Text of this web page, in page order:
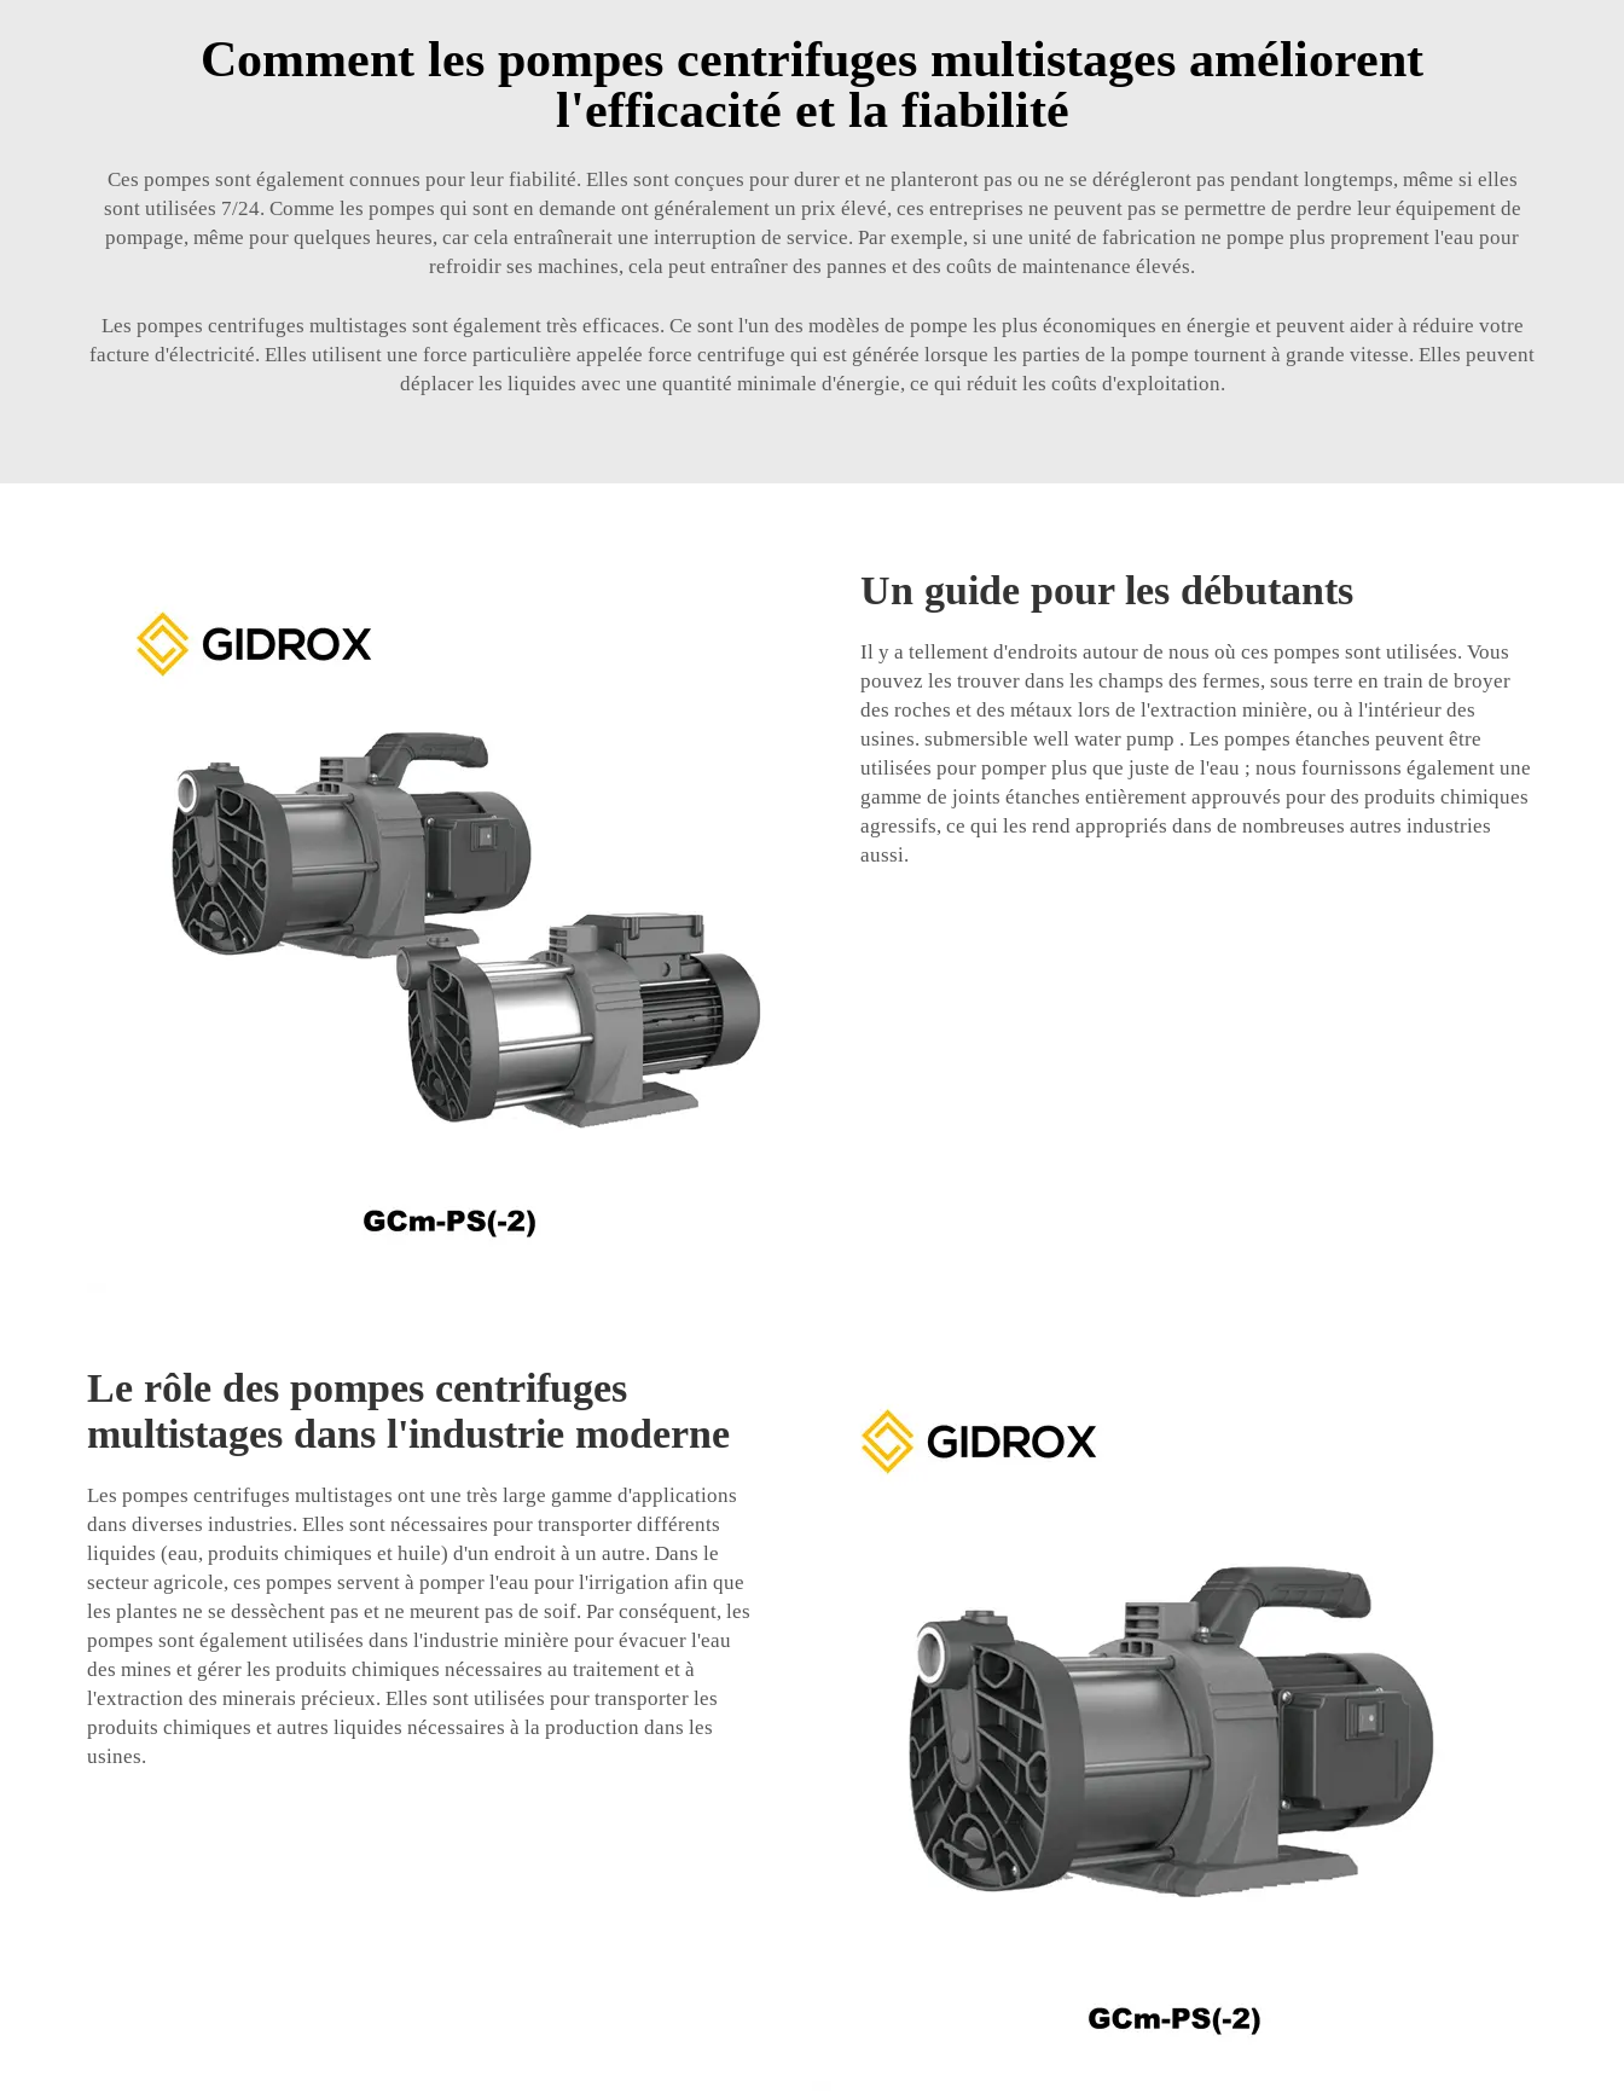
Comment les pompes centrifuges multistages améliorent
l'efficacité et la fiabilité
Ces pompes sont également connues pour leur fiabilité. Elles sont conçues pour durer et ne planteront pas ou ne se dérégleront pas pendant longtemps, même si elles
sont utilisées 7/24. Comme les pompes qui sont en demande ont généralement un prix élevé, ces entreprises ne peuvent pas se permettre de perdre leur équipement de
pompage, même pour quelques heures, car cela entraînerait une interruption de service. Par exemple, si une unité de fabrication ne pompe plus proprement l'eau pour
refroidir ses machines, cela peut entraîner des pannes et des coûts de maintenance élevés.
Les pompes centrifuges multistages sont également très efficaces. Ce sont l'un des modèles de pompe les plus économiques en énergie et peuvent aider à réduire votre
facture d'électricité. Elles utilisent une force particulière appelée force centrifuge qui est générée lorsque les parties de la pompe tournent à grande vitesse. Elles peuvent
déplacer les liquides avec une quantité minimale d'énergie, ce qui réduit les coûts d'exploitation.
Un guide pour les débutants
Il y a tellement d'endroits autour de nous où ces pompes sont utilisées. Vous
pouvez les trouver dans les champs des fermes, sous terre en train de broyer
des roches et des métaux lors de l'extraction minière, ou à l'intérieur des
usines. submersible well water pump . Les pompes étanches peuvent être
utilisées pour pomper plus que juste de l'eau ; nous fournissons également une
gamme de joints étanches entièrement approuvés pour des produits chimiques
agressifs, ce qui les rend appropriés dans de nombreuses autres industries
aussi.
Le rôle des pompes centrifuges
multistages dans l'industrie moderne
Les pompes centrifuges multistages ont une très large gamme d'applications
dans diverses industries. Elles sont nécessaires pour transporter différents
liquides (eau, produits chimiques et huile) d'un endroit à un autre. Dans le
secteur agricole, ces pompes servent à pomper l'eau pour l'irrigation afin que
les plantes ne se dessèchent pas et ne meurent pas de soif. Par conséquent, les
pompes sont également utilisées dans l'industrie minière pour évacuer l'eau
des mines et gérer les produits chimiques nécessaires au traitement et à
l'extraction des minerais précieux. Elles sont utilisées pour transporter les
produits chimiques et autres liquides nécessaires à la production dans les
usines.